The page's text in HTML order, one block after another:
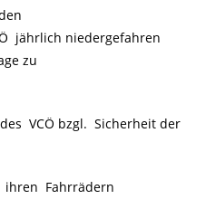
jährlich niedergefahren
zu
VCÖ bzgl. Sicherheit der
Fahrrädern